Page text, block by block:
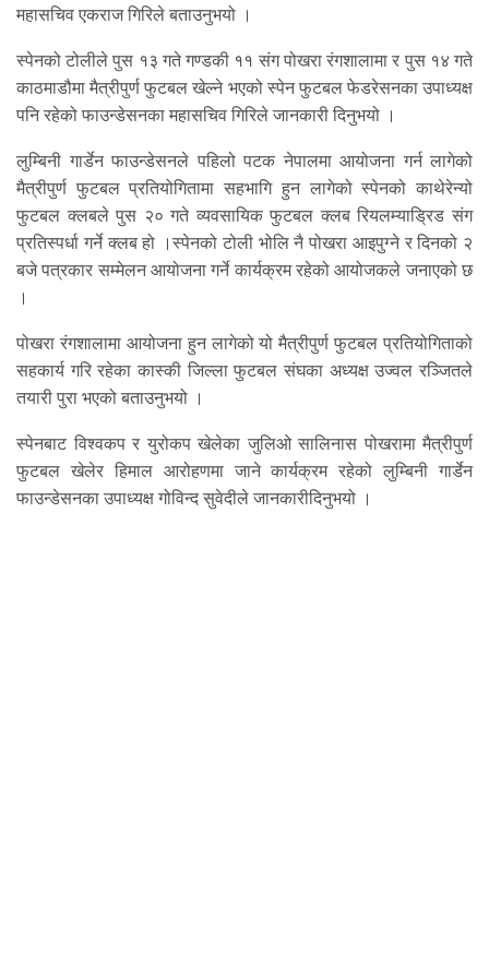
महासचिव एकराज गिरिले बताउनुभयो ।
स्पेनको टोलीले पुस १३ गते गण्डकी ११ संग पोखरा रंगशालामा र पुस १४ गते
काठमाडौमा मैत्रीपुर्ण फुटबल खेल्ने भएको स्पेन फुटबल फेडरेसनका उपाध्यक्ष
पनि रहेको फाउन्डेसनका महासचिव गिरिले जानकारी दिनुभयो ।
लुम्बिनी गार्डेन फाउन्डेसनले पहिलो पटक नेपालमा आयोजना गर्न लागेको
मैत्रीपुर्ण फुटबल प्रतियोगितामा सहभागि हुन लागेको स्पेनको काथेरेन्यो
फुटबल क्लबले पुस २० गते व्यवसायिक फुटबल क्लब रियलम्याड्रिड संग
प्रतिस्पर्धा गर्ने क्लब हो ।स्पेनको टोली भोलि नै पोखरा आइपुग्ने र दिनको २
बजे पत्रकार सम्मेलन आयोजना गर्ने कार्यक्रम रहेको आयोजकले जनाएको छ
।
पोखरा रंगशालामा आयोजना हुन लागेको यो मैत्रीपुर्ण फुटबल प्रतियोगिताको
सहकार्य गरि रहेका कास्की जिल्ला फुटबल संघका अध्यक्ष उज्वल रञ्जितले
तयारी पुरा भएको बताउनुभयो ।
स्पेनबाट विश्वकप र युरोकप खेलेका जुलिओ सालिनास पोखरामा मैत्रीपुर्ण
फुटबल खेलेर हिमाल आरोहणमा जाने कार्यक्रम रहेको लुम्बिनी गार्डेन
फाउन्डेसनका उपाध्यक्ष गोविन्द सुवेदीले जानकारीदिनुभयो ।